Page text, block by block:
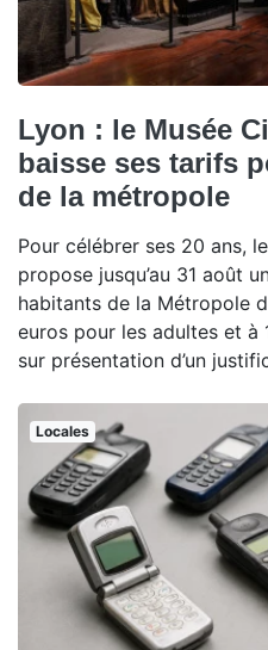
Lyon : le Musée
baisse ses tarifs
de la métropole
Pour célébrer ses 20 ans,
propose jusqu’au 31 août
habitants de la Métropole
euros pour les adultes et à
sur présentation d’un
Locales